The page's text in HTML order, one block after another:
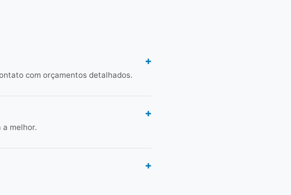
com orçamentos detalhados.
a melhor.